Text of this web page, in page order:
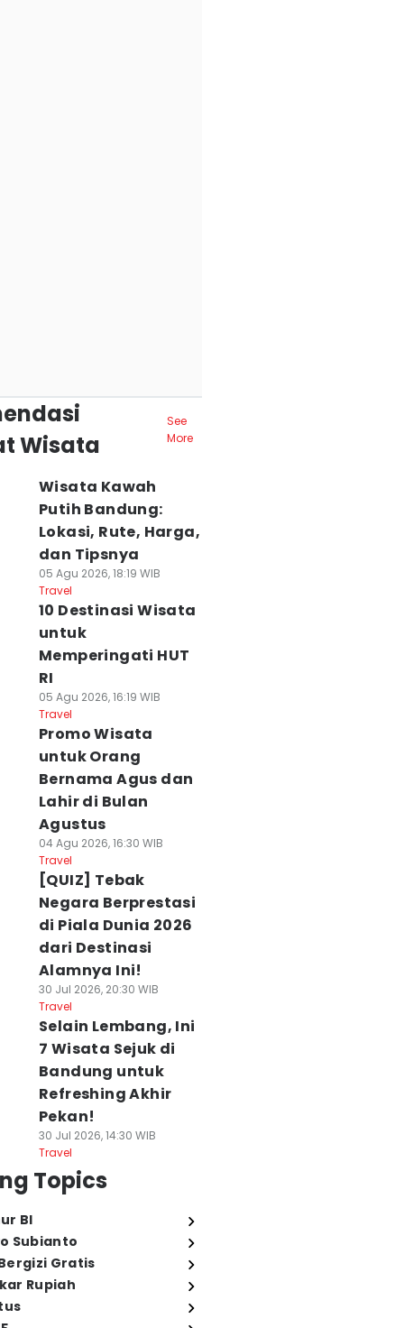
Wisata
See
More
Wisata Kawah
Putih Bandung:
Lokasi, Rute, Harga,
dan Tipsnya
05 Agu 2026, 18:19 WIB
Travel
10 Destinasi Wisata
untuk
Memperingati HUT
RI
05 Agu 2026, 16:19 WIB
Travel
Promo Wisata
untuk Orang
Bernama Agus dan
Lahir di Bulan
Agustus
04 Agu 2026, 16:30 WIB
Travel
[QUIZ] Tebak
Negara Berprestasi
di Piala Dunia 2026
dari Destinasi
Alamnya Ini!
30 Jul 2026, 20:30 WIB
Travel
Selain Lembang, Ini
7 Wisata Sejuk di
Bandung untuk
Refreshing Akhir
Pekan!
30 Jul 2026, 14:30 WIB
Travel
Topics
BI
Subianto
Gratis
Rupiah